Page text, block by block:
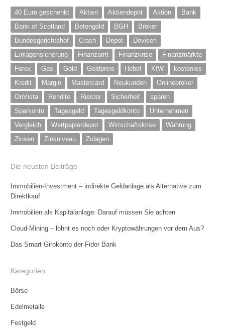
40 Euro geschenkt Aktien Aktiendepot Aktion
Bank
Bank of Scotland
Betongold BGH
Broker
Bundesgerichtshof
Crash Depot
Devisen
Einlagensicherung
Finanzamt Finanzkrise
Finanzmärkte
Forex
Gas Gold Goldpreis Hebel KfW
kostenlos
Kredit
Margin Mastercard Neukunden
Onlinebroker
OnVista
Rendite Riester Sicherheit
sparen
Sparkonto
Tagesgeld Tagesgeldkonto
Unternehmen
Vergleich
Wertpapierdepot Wirtschaftskrise
Währung
Zinsen
Zinsniveau Zulagen
Die neusten Beiträge
Immobilien-Investment – indirekte Geldanlage als Alternative zum
Direktkauf
Immobilien als Kapitalanlage: Darauf müssen Sie achten
Cloud-Mining – lohnt es noch oder Kryptowährungen vor dem Aus?
Das Smart Girokonto der Fidor Bank
Kategorien
Börse
Edelmetalle
Festgeld